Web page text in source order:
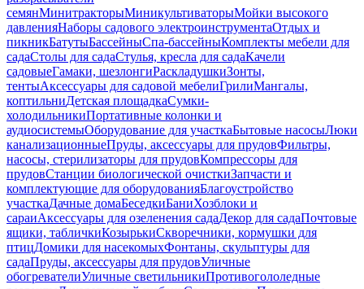
семянМинитракторыМиникультиваторыМойки высокого
давленияНаборы садового электроинструментаОтдых и
пикникБатутыБассейныСпа-бассейныКомплекты мебели для
садаСтолы для садаСтулья, кресла для садаКачели
садовыеГамаки, шезлонгиРаскладушкиЗонты,
тентыАксессуары для садовой мебелиГрилиМангалы,
коптильниДетская площадкаСумки-
холодильникиПортативные колонки и
аудиосистемыОборудование для участкаБытовые насосыЛюки
канализационныеПруды, аксессуары для прудовФильтры,
насосы, стерилизаторы для прудовКомпрессоры для
прудовСтанции биологической очисткиЗапчасти и
комплектующие для оборудованияБлагоустройство
участкаДачные домаБеседкиБаниХозблоки и
сараиАксессуары для озеленения садаДекор для садаПочтовые
ящики, табличкиКозырькиСкворечники, кормушки для
птицДомики для насекомыхФонтаны, скульптуры для
садаПруды, аксессуары для прудовУличные
обогревателиУличные светильникиПротивогололедные